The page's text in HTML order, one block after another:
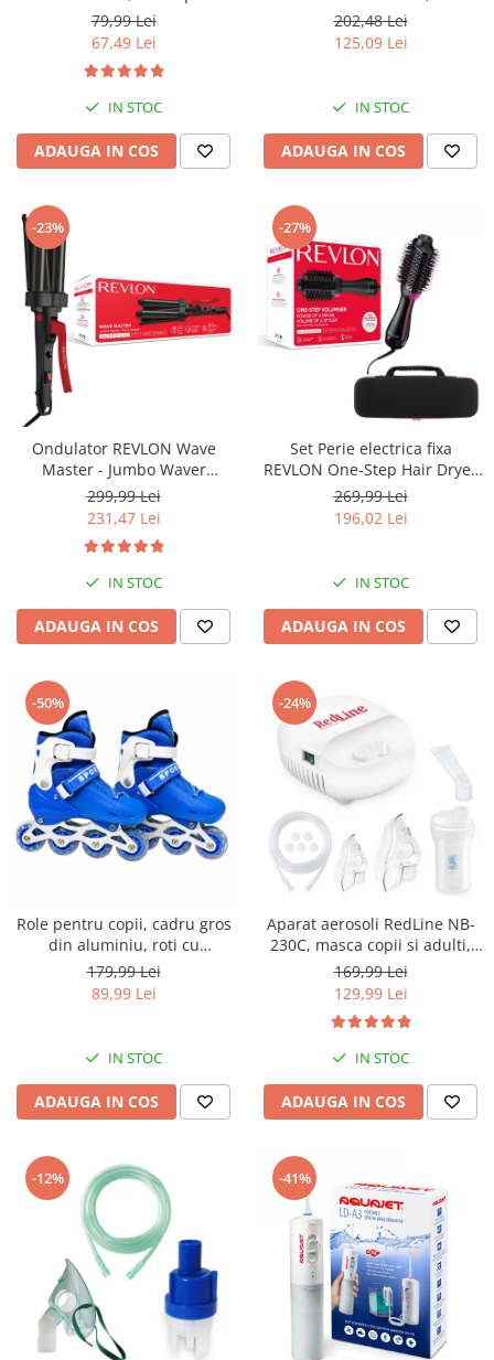
creatina monohidrat cu Ph
ridicat, nu este necesara faza
de incarcare
79,99 Lei
67,49 Lei
IN STOC
ADAUGA IN COS
USB, detectie miscarea
corpului, memorare 2
utilizatori, manseta 22-40 cm,
202,48 Lei
125,09 Lei
IN STOC
ADAUGA IN COS
-23%
Ondulator REVLON Wave
Master - Jumbo Waver
RVIR3056UKE, 3 cilindri extra
mari, 30 setari temperatura,
invelis ceramic cu turmalina
299,99 Lei
231,47 Lei
IN STOC
ADAUGA IN COS
-27%
Set Perie electrica fixa
REVLON One-Step Hair Dryer
& Volumizer RVDR5222E2 si
geanta transport RedLine
Case One
269,99 Lei
196,02 Lei
IN STOC
ADAUGA IN COS
-50%
Role pentru copii, cadru gros
din aluminiu, roti cu
elasticitate ridicata si
rezistenta la uzura, marime
reglabila 30-34, sisteme
Albastru
179,99 Lei
89,99 Lei
IN STOC
ADAUGA IN COS
-24%
Aparat aerosoli RedLine NB-
230C, masca copii si adulti,
particule 3 microni,
nebulizator inhalator cu
compresor
169,99 Lei
129,99 Lei
IN STOC
ADAUGA IN COS
-12% -41%